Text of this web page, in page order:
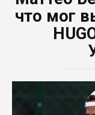
что мог